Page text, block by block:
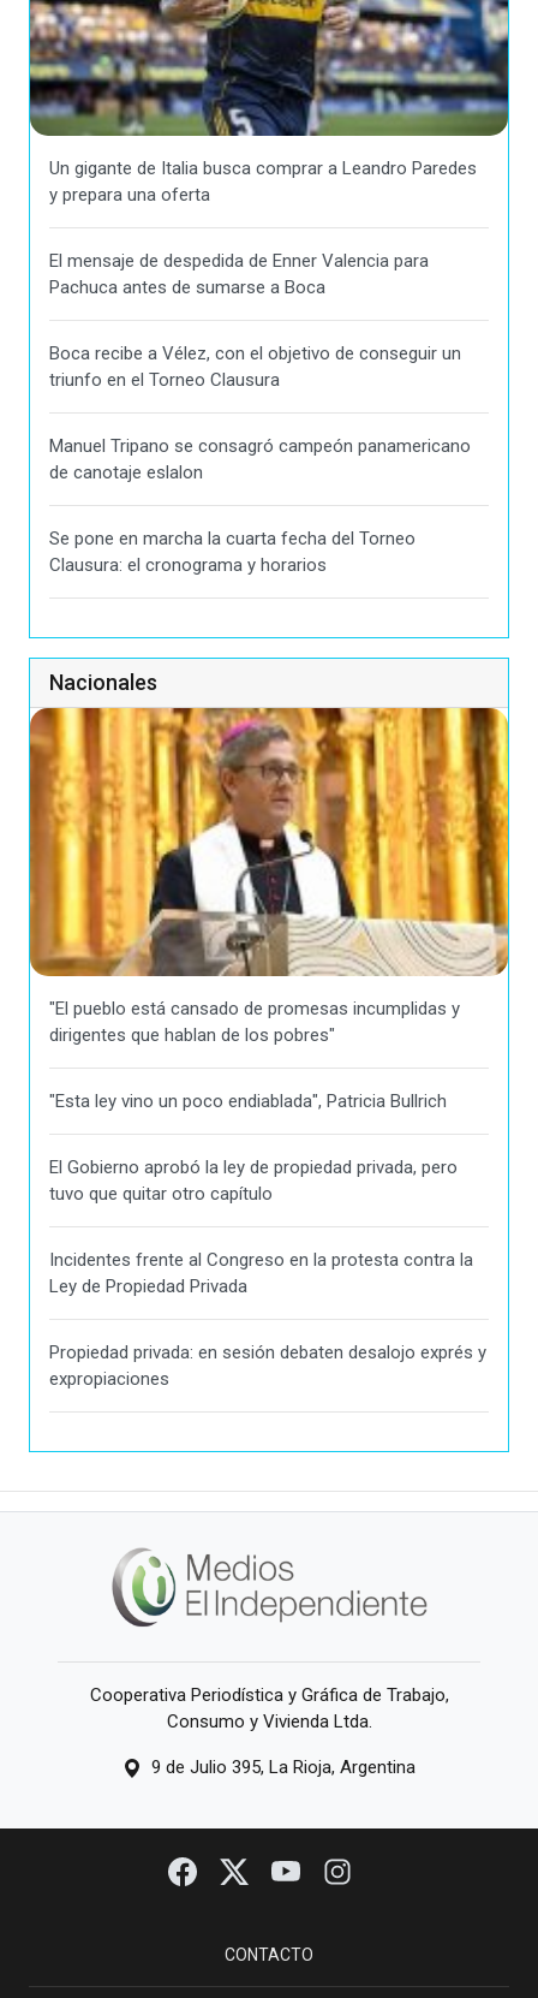
Un gigante de Italia busca comprar a Leandro Paredes
y prepara una oferta
El mensaje de despedida de Enner Valencia para
Pachuca antes de sumarse a Boca
Boca recibe a Vélez, con el objetivo de conseguir un
triunfo en el Torneo Clausura
Manuel Tripano se consagró campeón panamericano
de canotaje eslalon
Se pone en marcha la cuarta fecha del Torneo
Clausura: el cronograma y horarios
Nacionales
"El pueblo está cansado de promesas incumplidas y
dirigentes que hablan de los pobres"
"Esta ley vino un poco endiablada", Patricia Bullrich
El Gobierno aprobó la ley de propiedad privada, pero
tuvo que quitar otro capítulo
Incidentes frente al Congreso en la protesta contra la
Ley de Propiedad Privada
Propiedad privada: en sesión debaten desalojo exprés y
expropiaciones
Cooperativa Periodística y Gráfica de Trabajo,
Consumo y Vivienda Ltda.
9 de Julio 395, La Rioja, Argentina
CONTACTO